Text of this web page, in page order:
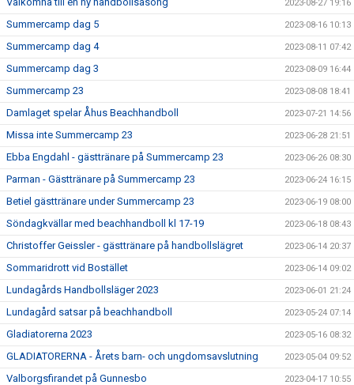
2023-08-27 19:16
Summercamp dag 5 2023-08-16 10:13
Summercamp dag 4 2023-08-11 07:42
Summercamp dag 3 2023-08-09 16:44
Summercamp 23 2023-08-08 18:41
Damlaget spelar Åhus Beachhandboll 2023-07-21 14:56
Missa inte Summercamp 23 2023-06-28 21:51
Ebba Engdahl - gästtränare på Summercamp 23 2023-06-26 08:30
Parman - Gästtränare på Summercamp 23 2023-06-24 16:15
Betiel gästtränare under Summercamp 23 2023-06-19 08:00
Söndagkvällar med beachhandboll kl 17-19 2023-06-18 08:43
Christoffer Geissler - gästtränare på handbollslägret 2023-06-14 20:37
Sommaridrott vid Bostället 2023-06-14 09:02
Lundagårds Handbollsläger 2023 2023-06-01 21:24
Lundagård satsar på beachhandboll 2023-05-24 07:14
Gladiatorerna 2023 2023-05-16 08:32
GLADIATORERNA - Årets barn- och ungdomsavslutning 2023-05-04 09:52
Valborgsfirandet på Gunnesbo 2023-04-17 10:55